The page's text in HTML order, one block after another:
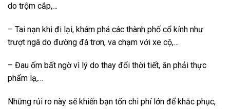
do trộm cắp,…
– Tai nạn khi đi lại, khám phá các thành phố cổ kính như
trượt ngã do đường đá trơn, va chạm với xe cộ,…
– Đau ốm bất ngờ vì lý do thay đổi thời tiết, ăn phải thực
phẩm lạ,…
Những rủi ro này sẽ khiến bạn tốn chi phí lớn để khắc phục,